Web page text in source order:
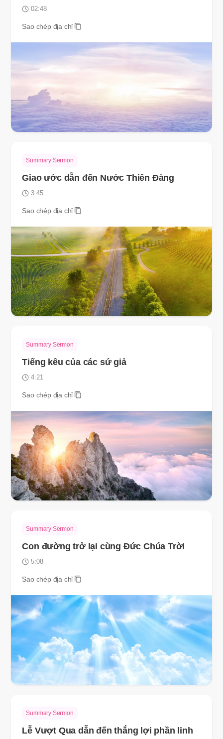
02:48
Sao chép địa chỉ
Summary Sermon
Giao ước dẫn đến Nước Thiên Đàng
3:45
Sao chép địa chỉ
Summary Sermon
Tiếng kêu của các sứ giả
4:21
Sao chép địa chỉ
Summary Sermon
Con đường trở lại cùng Đức Chúa Trời
5:08
Sao chép địa chỉ
Summary Sermon
Lễ Vượt Qua dẫn đến thắng lợi phần linh